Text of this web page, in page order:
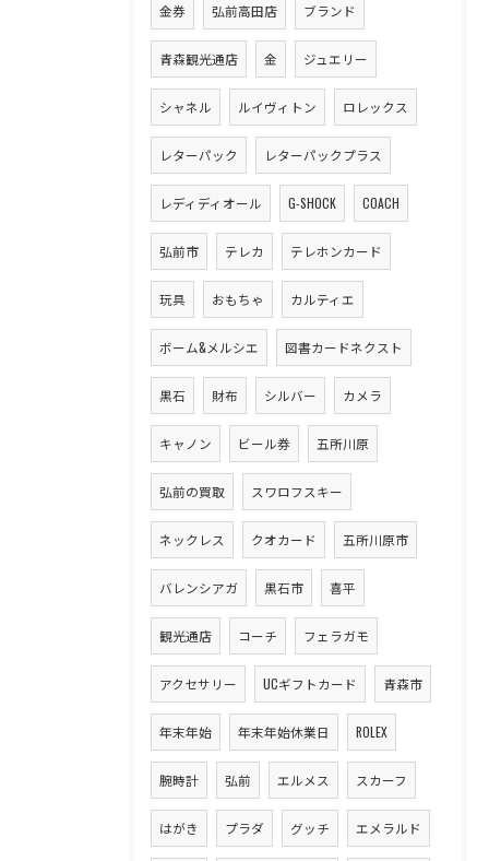
金券 弘前高田店 ブランド
青森観光通店 金 ジュエリー
シャネル ルイヴィトン ロレックス
レターパック レターパックプラス
レディディオール G-SHOCK COACH
弘前市 テレカ テレホンカード
玩具 おもちゃ カルティエ
ボーム&メルシエ 図書カードネクスト
黒石 財布 シルバー カメラ
キャノン ビール券 五所川原
弘前の買取 スワロフスキー
ネックレス クオカード 五所川原市
バレンシアガ 黒石市 喜平
観光通店 コーチ フェラガモ
アクセサリー UCギフトカード 青森市
年末年始 年末年始休業日 ROLEX
腕時計 弘前 エルメス スカーフ
はがき プラダ グッチ エメラルド